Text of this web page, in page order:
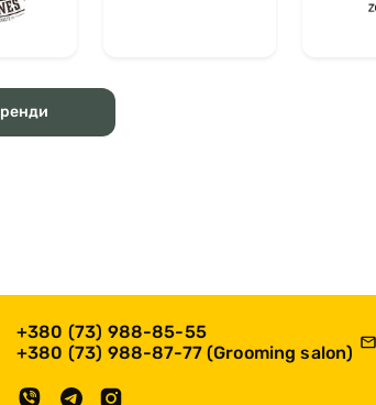
+380 (73) 988-85-55
+380 (73) 988-87-77 (Grooming salon)